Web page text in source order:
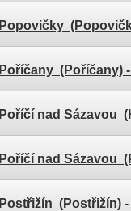
Popovičky
Poříčany (Poříčany)
Poříčí nad Sázavou
Poříčí nad Sázavou
Postřižín (Postřižín)